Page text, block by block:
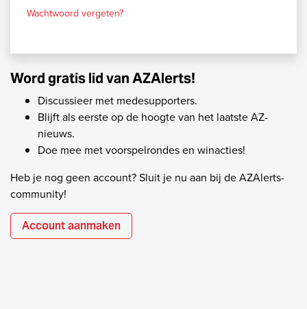
Wachtwoord vergeten?
Word gratis lid van AZAlerts!
Discussieer met medesupporters.
Blijft als eerste op de hoogte van het laatste AZ-
nieuws.
Doe mee met voorspelrondes en winacties!
Heb je nog geen account? Sluit je nu aan bij de AZAlerts-
community!
Account aanmaken